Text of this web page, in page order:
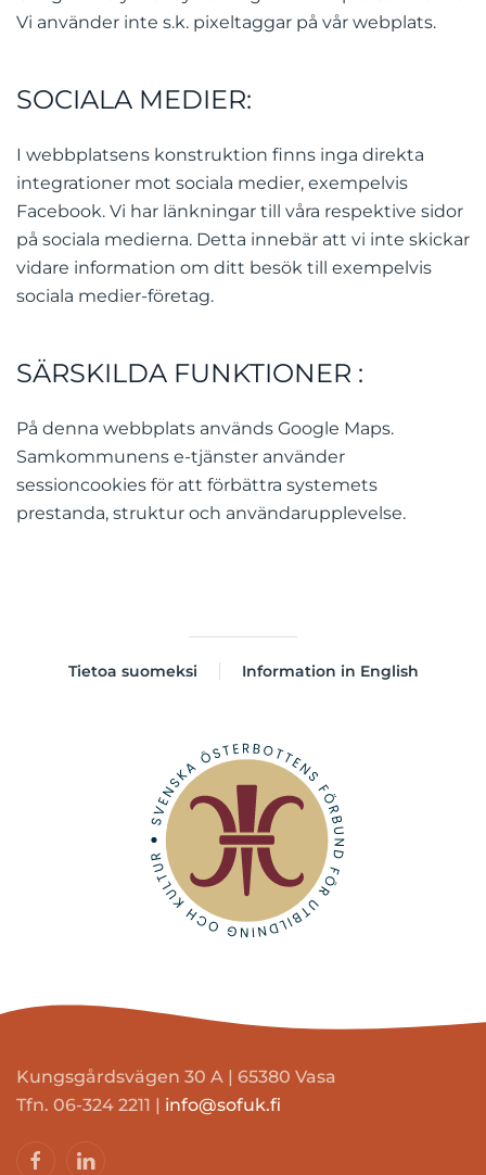
Vi använder inte s.k. pixeltaggar på vår webplats.
SOCIALA MEDIER:
I webbplatsens konstruktion finns inga direkta
integrationer mot sociala medier, exempelvis
Facebook. Vi har länkningar till våra respektive sidor
på sociala medierna. Detta innebär att vi inte skickar
vidare information om ditt besök till exempelvis
sociala medier-företag.
SÄRSKILDA FUNKTIONER :
På denna webbplats används Google Maps.
Samkommunens e-tjänster använder
sessioncookies för att förbättra systemets
prestanda, struktur och användarupplevelse.
Tietoa suomeksi Information in English
Kungsgårdsvägen 30 A | 65380 Vasa
Tfn. 06-324 2211 | info@sofuk.fi